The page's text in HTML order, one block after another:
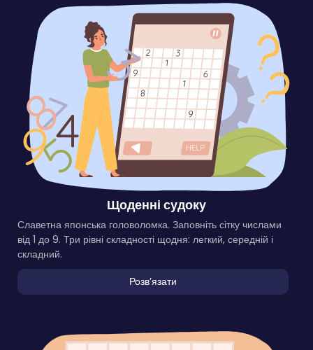
Щоденні судоку
Славетна японська головоломка. Заповніть сітку числами
від 1 до 9. Три рівні складності щодня: легкий, середній і
складний.
Розвʼязати